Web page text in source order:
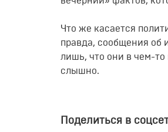
Что же касается
правда, сообщения об
лишь, что они в чем-то
слышно.
Поделиться в